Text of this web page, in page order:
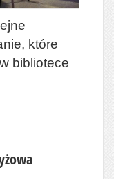
które
bibliotece